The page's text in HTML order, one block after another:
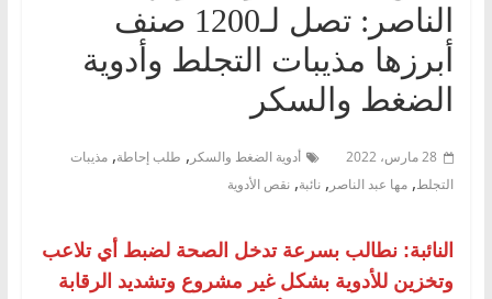
الناصر: تصل لـ1200 صنف
أبرزها مذيبات التجلط وأدوية
الضغط والسكر
28 مارس، 2022 أدوية الضغط والسكر , طلب إحاطة, مذيبات
التجلط, مها عبد الناصر , نائبة, نقص الأدوية
النائبة: نطالب بسرعة تدخل الصحة لضبط أي تلاعب
وتخزين للأدوية بشكل غير مشروع وتشديد الرقابة